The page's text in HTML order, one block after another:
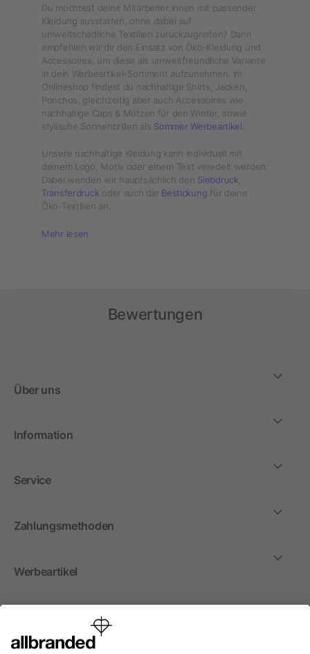
Du möchtest deine Mitarbeiter:innen mit passender
Kleidung ausstatten, ohne dabei auf
umweltschädliche Textilien zurückzugreifen? Dann
empfehlen wir dir den Einsatz von Öko-Kleidung und
Accessoires, um diese als umweltfreundliche Variante
in dein Werbeartikel-Sortiment aufzunehmen. Im
Onlineshop findest du nachhaltige Shirts, Jacken,
Ponchos, gleichzeitig aber auch Accessoires wie
nachhaltige Caps & Mützen für den Winter, sowie
stylische Sonnenbrillen als Sommer Werbeartikel
Unsere nachhaltige Kleidung kann individuell mit
deinem Logo, Motiv oder einem Text veredelt werden.
Dabei wenden wir hauptsächlich den Siebdruck
Transferdruck oder auch die Bestickung für deine
Öko-Textilien an.
Mehr lesen
Bewertungen
Über uns
Information
Service
Zahlungsmethoden
Werbeartikel
International